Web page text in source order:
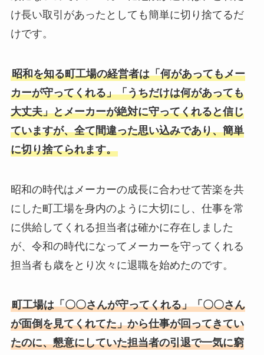
け長い取引があったとしても簡単に切り捨てるだ
けです。
昭和を知る町工場の経営者は「何があってもメー
カーが守ってくれる」「うちだけは何があっても
大丈夫」とメーカーが絶対に守ってくれると信じ
ていますが、全て間違った思い込みであり、簡単
に切り捨てられます。
昭和の時代はメーカーの成長に合わせて苦楽を共
にした町工場を身内のように大切にし、仕事を常
に供給してくれる担当者は確かに存在しました
が、令和の時代になってメーカーを守ってくれる
担当者も歳をとり次々に退職を始めたのです。
町工場は「〇〇さんが守ってくれる」「〇〇さん
が面倒を見てくれてた」から仕事が回ってきてい
たのに、懇意にしていた担当者の引退で一気に窮